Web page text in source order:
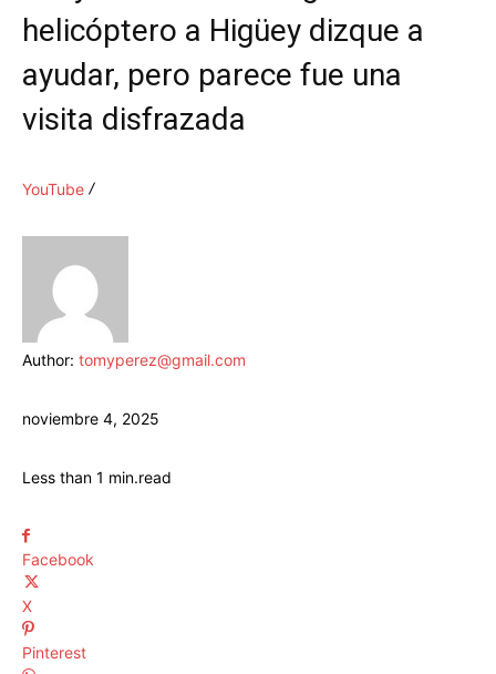
helicóptero a Higüey dizque a
ayudar, pero parece fue una
visita disfrazada
YouTube
Author: tomyperez@gmail.com
noviembre 4, 2025
Less than 1 min.read
Facebook
X
Pinterest